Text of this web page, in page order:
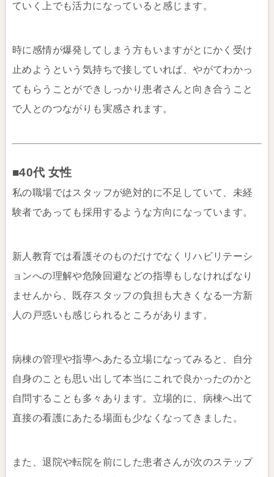
ていく上でも活力になっていると感じます。
時に感情が爆発してしまう方もいますがとにかく受け
止めようという気持ちで接していれば、やがてわかっ
てもらうことができしっかり患者さんと向き合うこと
で人とのつながりも実感されます。
■40代 女性
私の職場ではスタッフが絶対的に不足していて、未経
験者であっても採用するような方向になっています。
新人教育では看護そのものだけでなくリハビリテーシ
ョンへの理解や危険回避などの指導もしなければなり
ませんから、既存スタッフの負担も大きくなる一方新
人の戸惑いも感じられるところがあります。
病棟の管理や指導へあたる立場になってみると、自分
自身のことも思い出して本当にこれで良かったのかと
自問することも多々あります。立場的に、病棟へ出て
直接の看護にあたる場面も少なくなってきました。
また、退院や転院を前にした患者さんが次のステップ